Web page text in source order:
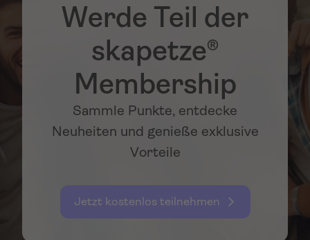
Werde Teil der
skapetze®
Membership
Sammle Punkte, entdecke
Neuheiten und genieße exklusive
Vorteile
Jetzt kostenlos teilnehmen